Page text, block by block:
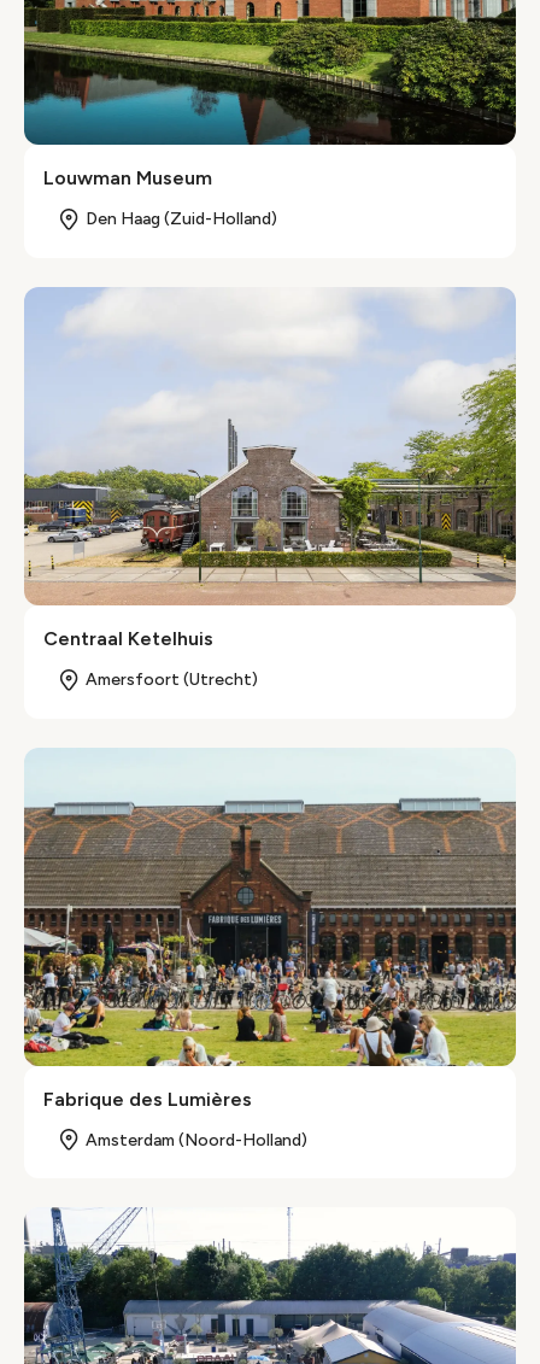
Louwman Museum
Den Haag (Zuid-Holland)
Centraal Ketelhuis
Amersfoort (Utrecht)
Fabrique des Lumières
Amsterdam (Noord-Holland)